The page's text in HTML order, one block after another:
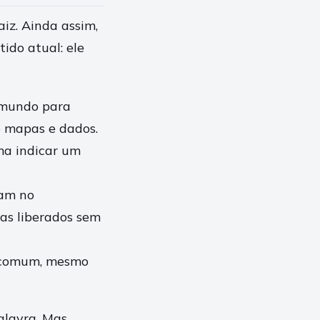
Ainda assim,
atual: ele
para
e dados.
indicar um
no
liberados sem
mesmo